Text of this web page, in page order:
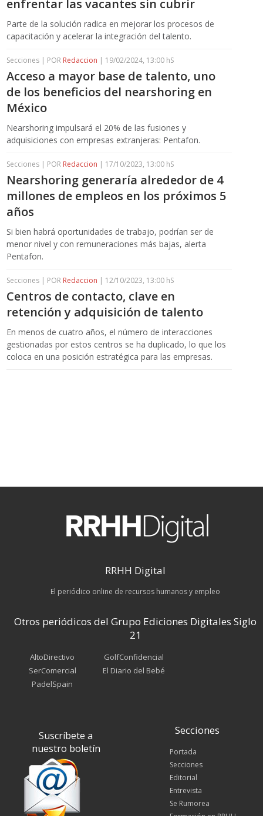
enfrentar las vacantes sin cubrir
Parte de la solución radica en mejorar los procesos de
capacitación y acelerar la integración del talento.
Secciones | POR Redaccion | 19/02/2024, 13:00 hS
Acceso a mayor base de talento, uno
de los beneficios del nearshoring en
México
Nearshoring impulsará el 20% de las fusiones y
adquisiciones con empresas extranjeras: Pentafon.
Secciones | POR Redaccion | 17/10/2023, 13:00 hS
Nearshoring generaría alrededor de 4
millones de empleos en los próximos 5
años
Si bien habrá oportunidades de trabajo, podrían ser de
menor nivel y con remuneraciones más bajas, alerta
Pentafon.
Secciones | POR Redaccion | 12/10/2023, 13:00 hS
Centros de contacto, clave en
retención y adquisición de talento
En menos de cuatro años, el número de interacciones
gestionadas por estos centros se ha duplicado, lo que los
coloca en una posición estratégica para las empresas.
RRHH Digital
El periódico online de recursos humanos y empleo
Otros periódicos del Grupo Ediciones Digitales Siglo
21
AltoDirectivo
SerComercial
PadelSpain
GolfConfidencial
El Diario del Bebé
Suscríbete a
nuestro boletín
Secciones
Portada
Secciones
Editorial
Entrevista
Se Rumorea